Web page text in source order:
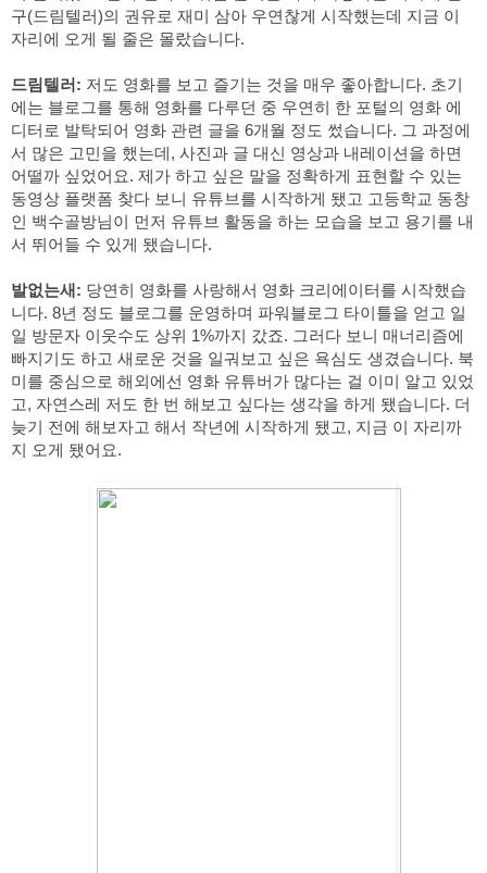
구(드림텔러)의 권유로 재미 삼아 우연찮게 시작했는데 지금 이
자리에 오게 될 줄은 몰랐습니다.
드림텔러: 저도 영화를 보고 즐기는 것을 매우 좋아합니다. 초기
에는 블로그를 통해 영화를 다루던 중 우연히 한 포털의 영화 에
디터로 발탁되어 영화 관련 글을 6개월 정도 썼습니다. 그 과정에
서 많은 고민을 했는데, 사진과 글 대신 영상과 내레이션을 하면
어떨까 싶었어요. 제가 하고 싶은 말을 정확하게 표현할 수 있는
동영상 플랫폼 찾다 보니 유튜브를 시작하게 됐고 고등학교 동창
인 백수골방님이 먼저 유튜브 활동을 하는 모습을 보고 용기를 내
서 뛰어들 수 있게 됐습니다.
발없는새: 당연히 영화를 사랑해서 영화 크리에이터를 시작했습
니다. 8년 정도 블로그를 운영하며 파워블로그 타이틀을 얻고 일
일 방문자 이웃수도 상위 1%까지 갔죠. 그러다 보니 매너리즘에
빠지기도 하고 새로운 것을 일궈보고 싶은 욕심도 생겼습니다. 북
미를 중심으로 해외에선 영화 유튜버가 많다는 걸 이미 알고 있었
고, 자연스레 저도 한 번 해보고 싶다는 생각을 하게 됐습니다. 더
늦기 전에 해보자고 해서 작년에 시작하게 됐고, 지금 이 자리까
지 오게 됐어요.